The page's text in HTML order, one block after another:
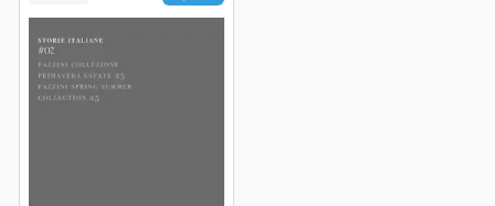
scoprire, rendendo ogni visita un'occasione potenziale
queste informazioni online elimina qualsiasi barriera,
permettendo a tutti di essere al passo con le migliori
opportunità. Visitate Beps's website today to explore